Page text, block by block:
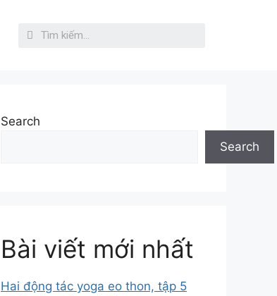
Search
Search
Bài viết mới nhất
Hai động tác yoga eo thon, tập 5